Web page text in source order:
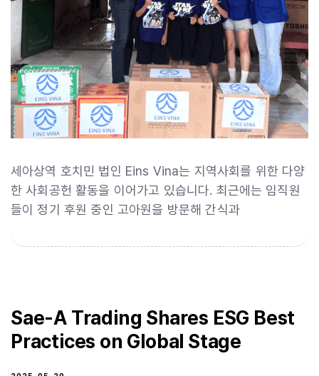
세아상역 호치민 법인 Eins Vina는 지역사회를 위한 다양
한 사회공헌 활동을 이어가고 있습니다. 최근에는 임직원
들이 정기 후원 중인 고아원을 방문해 간식과
Sae-A Trading Shares ESG Best
Practices on Global Stage